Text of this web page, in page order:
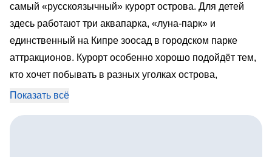
самый «русскоязычный» курорт острова. Для детей
здесь работают три аквапарка, «луна-парк» и
единственный на Кипре зоосад в городском парке
аттракционов. Курорт особенно хорошо подойдёт тем,
кто хочет побывать в разных уголках острова,
поскольку расположен он примерно посередине между
Показать всё